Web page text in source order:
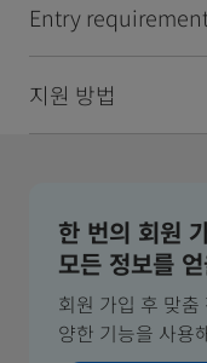
Entry
지원 방법
한 번의 회원
모든 정보를
회원 가입 후 맞
양한 기능을 사용